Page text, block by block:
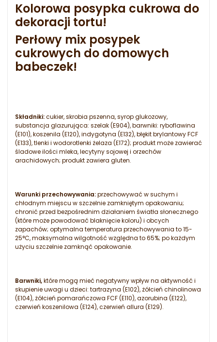
Kolorowa posypka cukrowa do
dekoracji tortu!
Perłowy mix posypek
cukrowych do domowych
babeczek!
Składniki:cukier, skrobia pszenna, syrop glukozowy,
substancja glazurująca: szelak (E904), barwniki: ryboflawina
(E101), koszenila (E120), indygotyna (E132), błękit brylantowy FCF
(E133), tlenki i wodorotlenki żelaza (E172); produkt może zawierać
śladowe ilości mleka, lecytyny sojowej i orzechów
arachidowych; produkt zawiera gluten.
Warunki przechowywania:przechowywać w suchym i
chłodnym miejscu w szczelnie zamkniętym opakowaniu;
chronić przed bezpośrednim działaniem światła słonecznego
(które może powodować blaknięcie koloru) i obcych
zapachów; optymalna temperatura przechowywania to 15-
25°C, maksymalna wilgotność względna to 65%; po każdym
użyciu szczelnie zamknąć opakowanie.
Barwniki,które mogą mieć negatywny wpływ na aktywność i
skupienie uwagi u dzieci: tartrazyna (E102), żółcień chinolinowa
(E104), żółcień pomarańczowa FCF (E110), azorubina (E122),
czerwień koszenilowa (E124), czerwień allura (E129).